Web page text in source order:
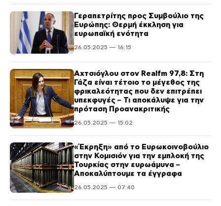
Γεραπετρίτης προς Συμβούλιο της
Ευρώπης: Θερμή έκκληση για
ευρωπαϊκή ενότητα
26.05.2025 — 16:15
Αχτσιόγλου στον Realfm 97,8: Στη
Γάζα είναι τέτοιο το μέγεθος της
φρικαλεότητας που δεν επιτρέπει
υπεκφυγές – Τι αποκάλυψε για την
πρόταση Προανακριτικής
26.05.2025 — 15:02
«Έκρηξη» από το Ευρωκοινοβούλιο
στην Κομισιόν για την εμπλοκή της
Τουρκίας στην ευρωάμυνα –
Αποκαλύπτουμε τα έγγραφα
26.05.2025 — 07:40